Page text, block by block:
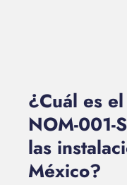
¿Cuál es
NOM-001-
las
México?